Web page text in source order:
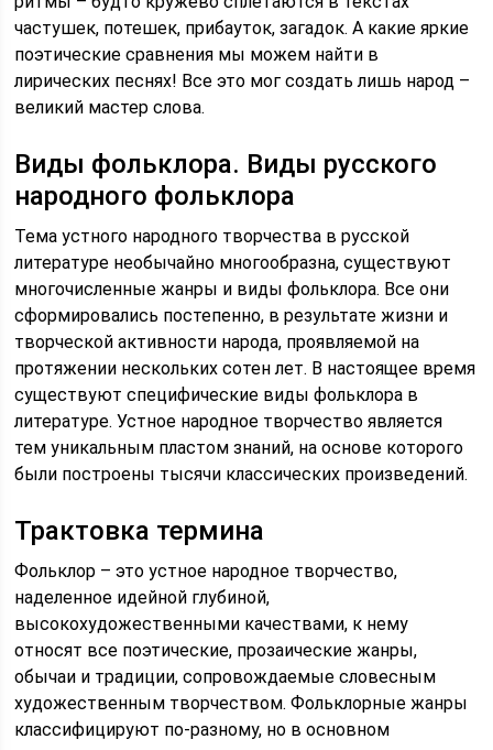
частушек, потешек, прибауток, загадок. А какие яркие
поэтические сравнения мы можем найти в
лирических песнях! Все это мог создать лишь народ –
великий мастер слова.
Виды фольклора. Виды русского
народного фольклора
Тема устного народного творчества в русской
литературе необычайно многообразна, существуют
многочисленные жанры и виды фольклора. Все они
сформировались постепенно, в результате жизни и
творческой активности народа, проявляемой на
протяжении нескольких сотен лет. В настоящее время
существуют специфические виды фольклора в
литературе. Устное народное творчество является
тем уникальным пластом знаний, на основе которого
были построены тысячи классических произведений.
Трактовка термина
Фольклор – это устное народное творчество,
наделенное идейной глубиной,
высокохудожественными качествами, к нему
относят все поэтические, прозаические жанры,
обычаи и традиции, сопровождаемые словесным
художественным творчеством. Фольклорные жанры
классифицируют по-разному, но в основном